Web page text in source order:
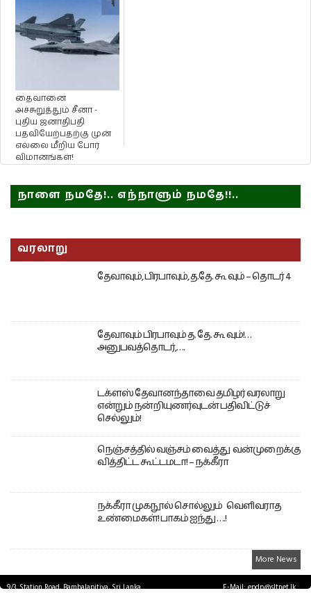
தைவானை
அச்சுறுத்தும் சீனா -
புதிய ஜனாதிபதி
பதவியேற்பதற்கு முன்
எல்லை மீறிய போர்
விமானங்கள்!
நாளை நமதே!.. எந்நாளும் நமதே!!..
வரலாறு
தேவாவும், பிரபாவும், த.தே. கூ வும் – தொடர் 4
தேவாவும் பிரபாவும் த. தே. கூ வும்!…
அனுபவத்தொடர்,….
டக்ளஸ் தேவானந்தாவை தமிழர் வரலாறு
என்றும் நன்றியுணர்வுடன் பதிவிட்டுச்
செல்லும்!
நெஞ்சத்தில் வஞ்சம் வைத்து வன்முறைக்கு
வித்திட்ட கூட்டமடா! – நக்கீரா
நக்கீரா முகநூல் சொல்லும் வெளிவராத
உண்மைகள்! பாகம் ஐந்து ….!
More News
9/3, Station Road, Bambalapitiya, Sri Lanka. E-Mail: epdp@sltnet.lk